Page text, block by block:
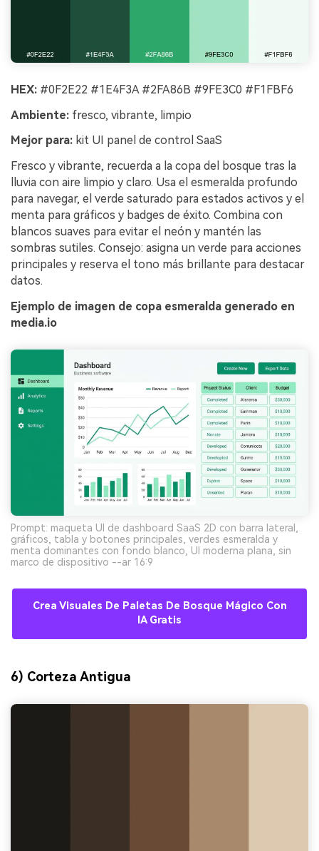
HEX: #0F2E22 #1E4F3A #2FA86B #9FE3C0 #F1FBF6
Ambiente: fresco, vibrante, limpio
Mejor para: kit UI panel de control SaaS
Fresco y vibrante, recuerda a la copa del bosque tras la
lluvia con aire limpio y claro. Usa el esmeralda profundo
para navegar, el verde saturado para estados activos y el
menta para gráficos y badges de éxito. Combina con
blancos suaves para evitar el neón y mantén las
sombras sutiles. Consejo: asigna un verde para acciones
principales y reserva el tono más brillante para destacar
datos.
Ejemplo de imagen de copa esmeralda generado en
media.io
Prompt: maqueta UI de dashboard SaaS 2D con barra lateral,
gráficos, tabla y botones principales, verdes esmeralda y
menta dominantes con fondo blanco, UI moderna plana, sin
marco de dispositivo --ar 16:9
Crea Visuales De Paletas De Bosque Mágico Con
IA Gratis
6) Corteza Antigua